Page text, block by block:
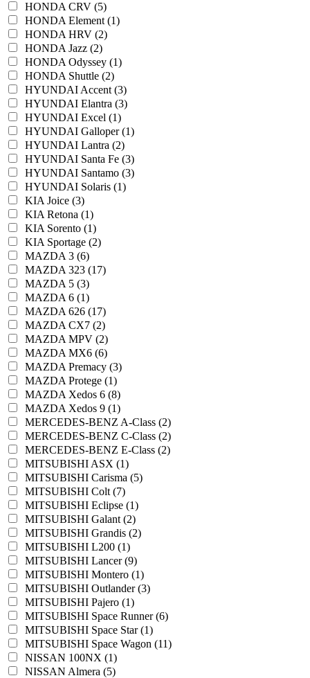
HONDA CRV (5)
HONDA Element (1)
HONDA HRV (2)
HONDA Jazz (2)
HONDA Odyssey (1)
HONDA Shuttle (2)
HYUNDAI Accent (3)
HYUNDAI Elantra (3)
HYUNDAI Excel (1)
HYUNDAI Galloper (1)
HYUNDAI Lantra (2)
HYUNDAI Santa Fe (3)
HYUNDAI Santamo (3)
HYUNDAI Solaris (1)
KIA Joice (3)
KIA Retona (1)
KIA Sorento (1)
KIA Sportage (2)
MAZDA 3 (6)
MAZDA 323 (17)
MAZDA 5 (3)
MAZDA 6 (1)
MAZDA 626 (17)
MAZDA CX7 (2)
MAZDA MPV (2)
MAZDA MX6 (6)
MAZDA Premacy (3)
MAZDA Protege (1)
MAZDA Xedos 6 (8)
MAZDA Xedos 9 (1)
MERCEDES-BENZ A-Class (2)
MERCEDES-BENZ C-Class (2)
MERCEDES-BENZ E-Class (2)
MITSUBISHI ASX (1)
MITSUBISHI Carisma (5)
MITSUBISHI Colt (7)
MITSUBISHI Eclipse (1)
MITSUBISHI Galant (2)
MITSUBISHI Grandis (2)
MITSUBISHI L200 (1)
MITSUBISHI Lancer (9)
MITSUBISHI Montero (1)
MITSUBISHI Outlander (3)
MITSUBISHI Pajero (1)
MITSUBISHI Space Runner (6)
MITSUBISHI Space Star (1)
MITSUBISHI Space Wagon (11)
NISSAN 100NX (1)
NISSAN Almera (5)